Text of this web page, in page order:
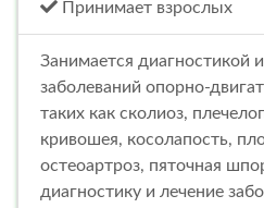
Принимает взрослых
Занимается диагностикой
заболеваний опорно-
таких как сколиоз,
кривошея, косолапость,
остеоартроз, пяточная
диагностику и лечение